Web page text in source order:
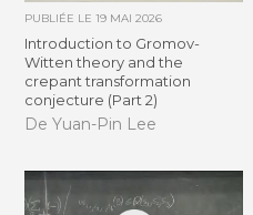
PUBLIÉE LE19 MAI 2026
Introduction to Gromov-
Witten theory and the
crepant transformation
conjecture (Part 2)
De Yuan-Pin Lee